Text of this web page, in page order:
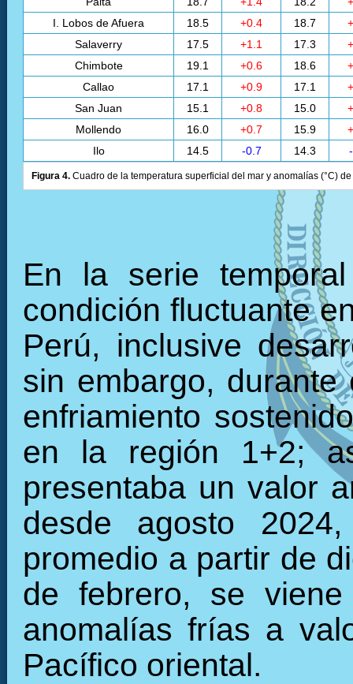
I. Lobos de Afuera
18.5 +0.4 18.7
Salaverry
17.5 +1.1 17.3
Chimbote
19.1 +0.6 18.6
Callao
17.1 +0.9 17.1
San Juan
15.1 +0.8 15.0
Mollendo
16.0 +0.7 15.9
Ilo
14.5 -0.7 14.3
Figura 4. Cuadro de la temperatura superficial del mar y anomalías (°C)
En la serie
condición fluctuante
Perú, inclusive
sin embargo,
enfriamiento
en la región 1+2;
presentaba un valor
desde agosto
promedio a partir de
de febrero, se
anomalías frías a
Pacífico oriental.